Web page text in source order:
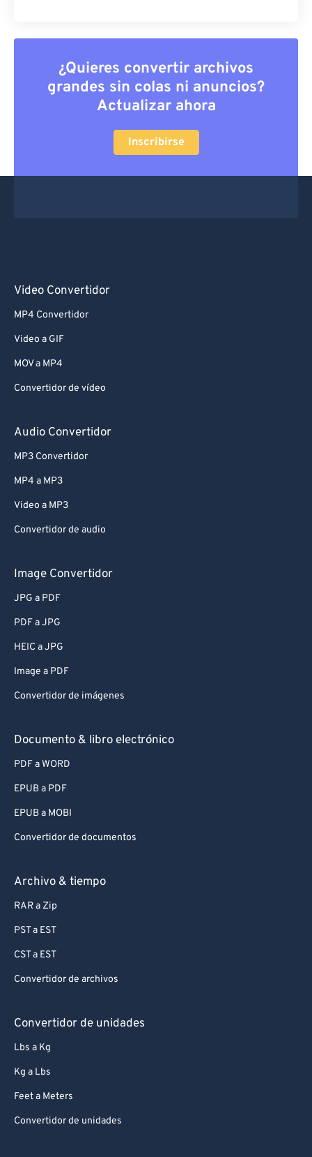
¿Quieres convertir archivos
grandes sin colas ni anuncios?
Actualizar ahora
Inscribirse
Video Convertidor
MP4 Convertidor
Video a GIF
MOV a MP4
Convertidor de vídeo
Audio Convertidor
MP3 Convertidor
MP4 a MP3
Video a MP3
Convertidor de audio
Image Convertidor
JPG a PDF
PDF a JPG
HEIC a JPG
Image a PDF
Convertidor de imágenes
Documento & libro electrónico
PDF a WORD
EPUB a PDF
EPUB a MOBI
Convertidor de documentos
Archivo & tiempo
RAR a Zip
PST a EST
CST a EST
Convertidor de archivos
Convertidor de unidades
Lbs a Kg
Kg a Lbs
Feet a Meters
Convertidor de unidades